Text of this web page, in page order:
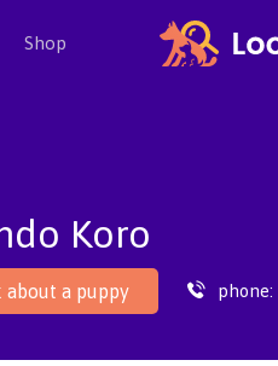
Shop
Koro
about a puppy phone: